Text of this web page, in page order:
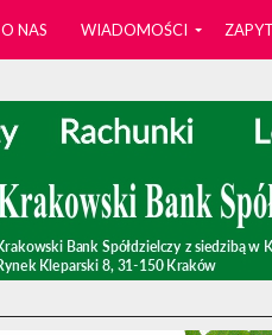
O NAS WIADOMOŚCI